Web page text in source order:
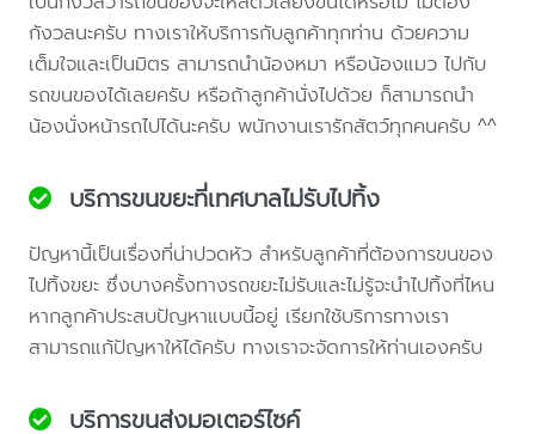
กังวลนะครับ ทางเราให้บริการกับลูกค้าทุกท่าน ด้วยความ
เต็มใจและเป็นมิตร สามารถนำน้องหมา หรือน้องแมว ไปกับ
รถขนของได้เลยครับ หรือถ้าลูกค้านั่งไปด้วย ก็สามารถนำ
น้องนั่งหน้ารถไปได้นะครับ พนักงานเรารักสัตว์ทุกคนครับ ^^
บริการขนขยะที่เทศบาลไม่รับไปทิ้ง
ปัญหานี้เป็นเรื่องที่น่าปวดหัว สำหรับลูกค้าที่ต้องการขนของ
ไปทิ้งขยะ ซึ่งบางครั้งทางรถขยะไม่รับและไม่รู้จะนำไปทิ้งที่ไหน
หากลูกค้าประสบปัญหาแบบนี้อยู่ เรียกใช้บริการทางเรา
สามารถแก้ปัญหาให้ได้ครับ ทางเราจะจัดการให้ท่านเองครับ
บริการขนส่งมอเตอร์ไซค์